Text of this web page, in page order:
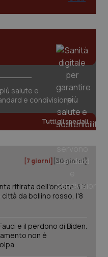
salute e
e condivisione
Tutti gli speciali
[7 giorni] [30 giorni]
ritirata dell'ondata: il 7
da bollino rosso, l'8
e il perdono di Biden.
non è
www.quotidianosanita.it
www.quotidianosanita.it